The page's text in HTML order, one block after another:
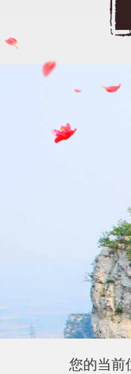
您的当前